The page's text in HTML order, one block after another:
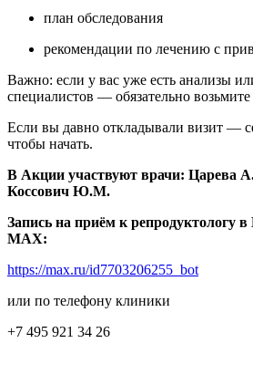
план обследования
рекомендации по лечению с
Важно: если у вас уже есть анализы
специалистов — обязательно
Если вы давно откладывали визит —
чтобы начать.
В Акции участвуют врачи: Царева
Коссович Ю.М.
Запись на приём к
МАХ:
https://max.ru/id7703206255_bot
или по телефону клиники
+7 495 921 34 26